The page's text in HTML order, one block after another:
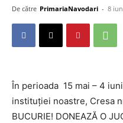
De către PrimariaNavodari - 8
În perioada 15 mai – 4
instituției noastre, Cresa
BUCURIE! DONEAZĂ O